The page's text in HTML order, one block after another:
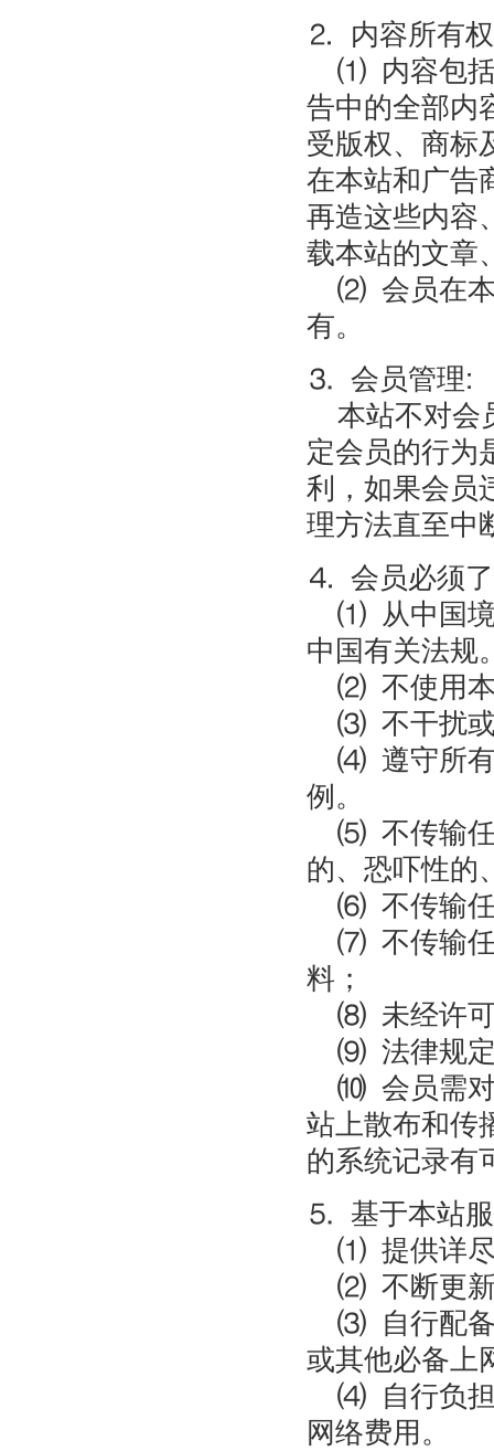
⒉ 内容所有
⑴ 内容包括
告中的全部内
受版权、商标
在本站和广告
再造这些内容
载本站的文章
⑵ 会员在本
有。
⒊ 会员管理:
本站不对会
定会员的行为
利，如果会员
理方法直至中
⒋ 会员必须
⑴ 从中国境
中国有关法规
⑵ 不使用本
⑶ 不干扰或
⑷ 遵守所有
例。
⑸ 不传输任
的、恐吓性的
⑹ 不传输任
⑺ 不传输任
料；
⑻ 未经许可
⑼ 法律规定
⑽ 会员需对
站上散布和传
的系统记录有
⒌ 基于本站服
⑴ 提供详尽
⑵ 不断更新
⑶ 自行配备
或其他必备上
⑷ 自行负担
网络费用。